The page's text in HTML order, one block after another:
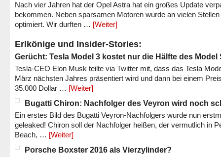
Nach vier Jahren hat der Opel Astra hat ein großes Update
bekommen. Neben sparsamen Motoren wurde an vielen Stellen
optimiert. Wir durften … [Weiter]
Erlkönige und Insider-Stories:
Gerücht: Tesla Model 3 kostet nur die Hälfte des Model
Tesla-CEO Elon Musk teilte via Twitter mit, dass das Tesla
März nächsten Jahres präsentiert wird und dann bei einem
35.000 Dollar … [Weiter]
Bugatti Chiron: Nachfolger des Veyron wird noch
Ein erstes Bild des Bugatti Veyron-Nachfolgers wurde nun
geleaked! Chiron soll der Nachfolger heißen, der vermutlich in
Beach, … [Weiter]
Porsche Boxster 2016 als Vierzylinder?